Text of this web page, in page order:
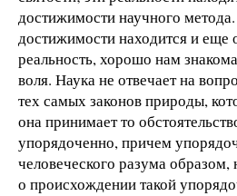
достижимости научного
достижимости находится и еще
реальность, хорошо нам
воля. Наука не отвечает на
тех самых законов природы,
она принимает то
упорядоченно, причем
человеческого разума образом,
о происхождении такой